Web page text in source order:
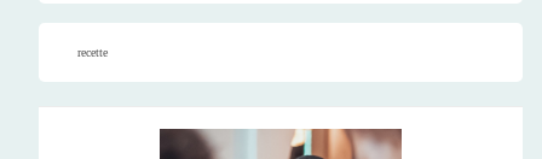
recette